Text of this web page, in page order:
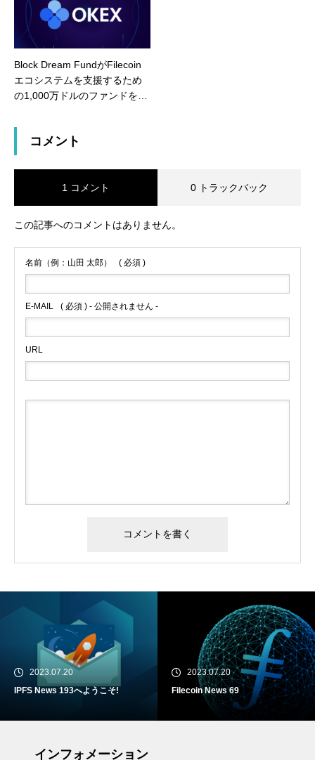
Block Dream FundがFilecoin
エコシステムを支援するため
の1,000万ドルのファンドを設
コメント
1 コメント 0 トラックバック
この記事へのコメントはありません。
名前（例：山田 太郎） ( 必須 )
E-MAIL ( 必須 ) - 公開されません -
URL
2023.07.20
IPFS News 193へようこそ!
2023.07.20
Filecoin News 69
インフォメーション